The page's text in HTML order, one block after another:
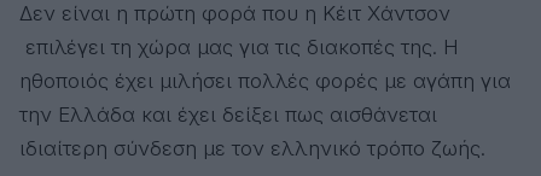
Δεν είναι η πρώτη φορά που η Κέιτ Χάντσον
επιλέγει τη χώρα μας για τις διακοπές της. Η
ηθοποιός έχει μιλήσει πολλές φορές με αγάπη για
την Ελλάδα και έχει δείξει πως αισθάνεται
ιδιαίτερη σύνδεση με τον ελληνικό τρόπο ζωής.